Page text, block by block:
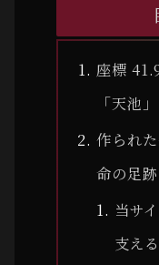
座標
「天池
作られ
命の足跡
当サ
支え